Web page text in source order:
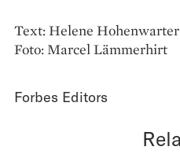
Text: Helene Hohenwarter
Foto: Marcel Lämmerhirt
Forbes Editors